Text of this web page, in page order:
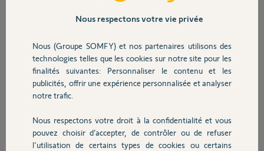
Sécurité
Domotique
Chauffage
severin V.
il y a presque 2 ans
Participer au fil de discussion
Réponses
Nous respectons votre vie privée
Nous (Groupe SOMFY) et nos partenaires utilisons des
technologies telles que les cookies sur notre site pour les
finalités suivantes: Personnaliser le contenu et les
publicités, offrir une expérience personnalisée et analyser
notre trafic.
Nous respectons votre droit à la confidentialité et vous
pouvez choisir d’accepter, de contrôler ou de refuser
l'utilisation de certains types de cookies ou certains